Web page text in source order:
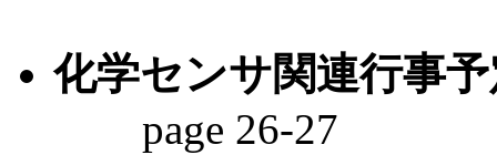
化学センサ関連行事
page 26-27